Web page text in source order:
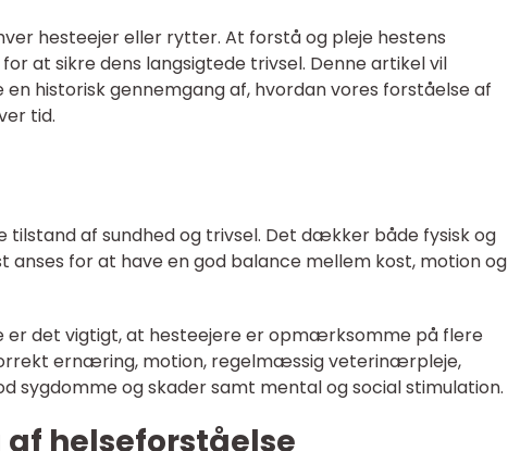
hesteejer eller rytter. At forstå og pleje hestens
at sikre dens langsigtede trivsel. Denne artikel vil
en historisk gennemgang af, hvordan vores forståelse af
tid.
tilstand af sundhed og trivsel. Det dækker både fysisk og
anses for at have en god balance mellem kost, motion og
er det vigtigt, at hesteejere er opmærksomme på flere
ernæring, motion, regelmæssig veterinærpleje,
sygdomme og skader samt mental og social stimulation.
helseforståelse